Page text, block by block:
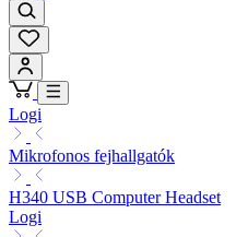
Logi
Mikrofonos fejhallgatók
H340 USB Computer Headset
Logi